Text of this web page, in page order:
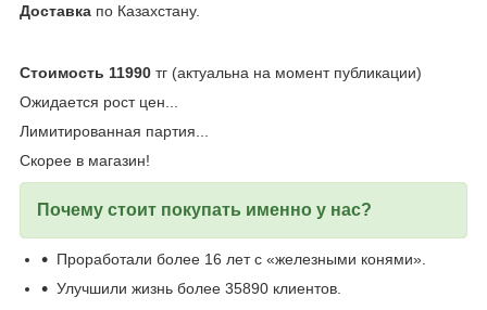
Доставка по Казахстану.
Стоимость 11990 тг (актуальна на момент публикации)
Ожидается рост цен...
Лимитированная партия...
Скорее в магазин!
Почему стоит покупать именно у нас?
Проработали более 16 лет с «железными конями».
Улучшили жизнь более 35890 клиентов.